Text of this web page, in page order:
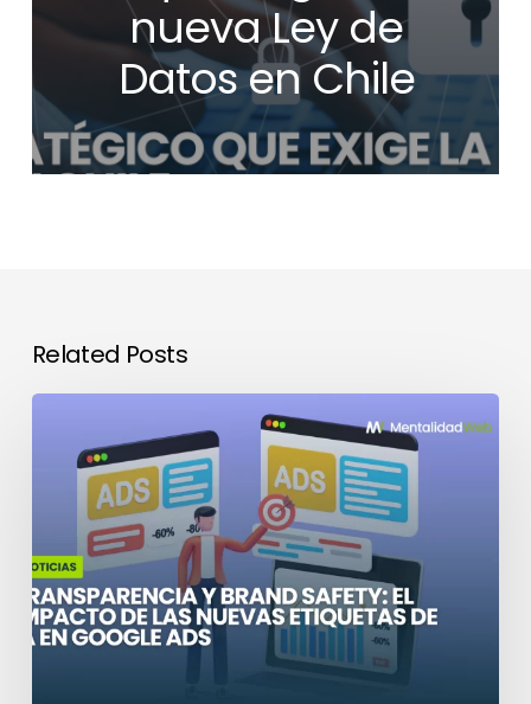
nueva Ley de
Datos en Chile
Related Posts
El
nuevas
etiquetas
de
IA
en